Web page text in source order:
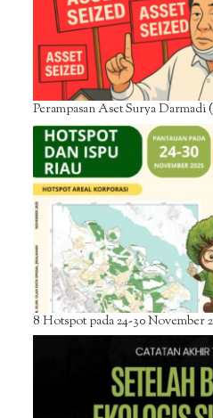
Perampasan Aset Surya Darmadi
8 Hotspot pada 24-30 November